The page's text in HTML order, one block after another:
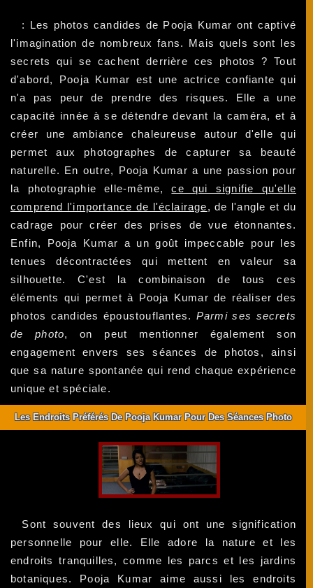
: Les photos candides de Pooja Kumar ont captivé
l'imagination de nombreux fans. Mais quels sont les
secrets qui se cachent derrière ces photos ? Tout
d'abord, Pooja Kumar est une actrice confiante qui
n'a pas peur de prendre des risques. Elle a une
capacité innée à se détendre devant la caméra, et à
créer une ambiance chaleureuse autour d'elle qui
permet aux photographes de capturer sa beauté
naturelle. En outre, Pooja Kumar a une passion pour
la photographie elle-même,ce qui signifie qu'elle
comprend l'importance de l'éclairage, de l'angle et du
cadrage pour créer des prises de vue étonnantes.
Enfin, Pooja Kumar a un goût impeccable pour les
tenues décontractées qui mettent en valeur sa
silhouette. C'est la combinaison de tous ces
éléments qui permet à Pooja Kumar de réaliser des
photos candides époustouflantes. Parmi ses secrets
de photo, on peut mentionner également son
engagement envers ses séances de photos, ainsi
que sa nature spontanée qui rend chaque expérience
unique et spéciale.
Les Endroits Préférés De Pooja Kumar Pour Des Séances Photo
Sont souvent des lieux qui ont une signification
personnelle pour elle. Elle adore la nature et les
endroits tranquilles, comme les parcs et les jardins
botaniques. Pooja Kumar aime aussi les endroits